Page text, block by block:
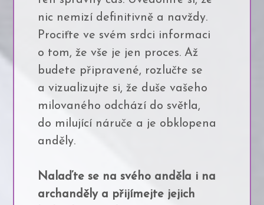
nic nemizí definitivně a navždy.
Prociťte ve svém srdci informaci
o tom, že vše je jen proces. Až
budete připravené, rozlučte se
a vizualizujte si, že duše vašeho
milovaného odchází do světla,
do milující náruče a je obklopena
anděly.
Nalaďte se na svého anděla i na
archanděly a přijímejte jejich